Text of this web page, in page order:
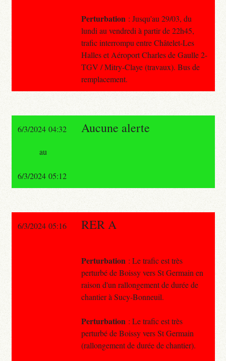
Perturbation : Jusqu'au 29/03, du
lundi au vendredi à partir de 22h45,
trafic interrompu entre Châtelet-Les
Halles et Aéroport Charles de Gaulle 2-
TGV / Mitry-Claye (travaux). Bus de
remplacement.
6/3/2024 04:32 Aucune alerte
au
6/3/2024 05:12
6/3/2024 05:16 RER A
Perturbation : Le trafic est très
perturbé de Boissy vers St Germain en
raison d'un rallongement de durée de
chantier à Sucy-Bonneuil.
Perturbation : Le trafic est très
perturbé de Boissy vers St Germain
(rallongement de durée de chantier).